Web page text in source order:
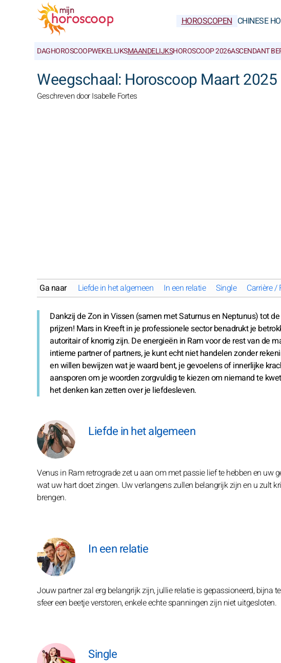
HOROSCOPEN CHINESE
DAGHOROSCOOPWEKELIJKSMAANDELIJKSHOROSCOOP 2026ASCENDANT
Weegschaal: Horoscoop Maart
Geschreven door Isabelle Fortes
Ga naar Liefde in het algemeen In een relatie Single Carrière /
Dankzij de Zon in Vissen (samen met Saturnus en Neptunus) tot
prijzen! Mars in Kreeft in je professionele sector benadrukt je
autoritair of knorrig zijn. De energieën in Ram voor de rest van de
intieme partner of partners, je kunt echt niet handelen zonder
en willen bewijzen wat je waard bent, je gevoelens of innerlijke
aansporen om je woorden zorgvuldig te kiezen om niemand te
het denken kan zetten over je liefdesleven.
Liefde in het algemeen
Venus in Ram retrograde zet u aan om met passie lief te hebben en uw
wat uw hart doet zingen. Uw verlangens zullen belangrijk zijn en u zult
brengen.
In een relatie
Jouw partner zal erg belangrijk zijn, jullie relatie is gepassioneerd, bijna
sfeer een beetje verstoren, enkele echte spanningen zijn niet uitgesloten.
Single